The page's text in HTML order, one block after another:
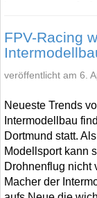
FPV-Racing
veröffentlicht am 6.
Neueste Trends
Intermodellbau
Dortmund statt.
Modellsport kann
Drohnenflug nicht
Macher der